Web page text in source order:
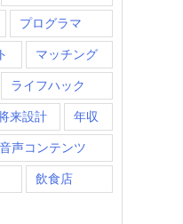
プログラマ
マッチング
ライフハック
来設計 年収
音声コンテンツ
飲食店